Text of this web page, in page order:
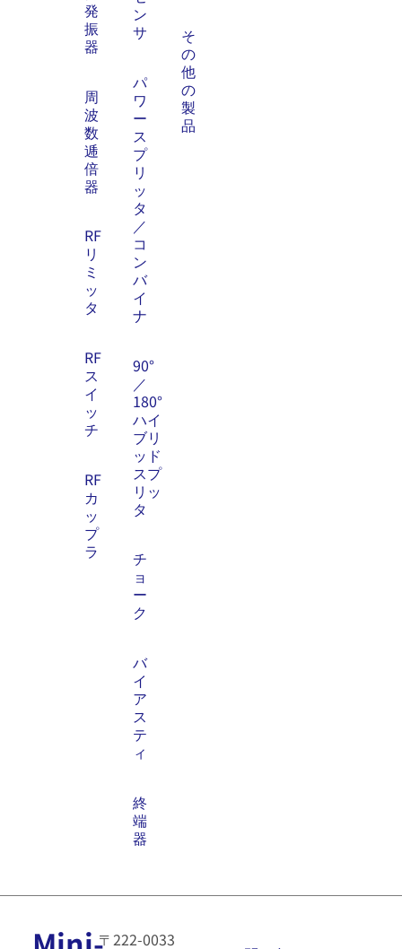
発
振
器
周
波
数
逓
倍
器
RF
リ
ミ
ッ
タ
RF
ス
イ
ッ
チ
RF
カ
ッ
プ
ラ
ン
サ
パ
ワ
ー
ス
プ
リ
ッ
タ
／
コ
ン
バ
イ
ナ
90°
／
180°
ハイ
ブリ
ッド
スプ
リッ
タ
チ
ョ
ー
ク
バ
イ
ア
ス
テ
ィ
終
端
器
そ
の
他
の
製
品
〒222-0033